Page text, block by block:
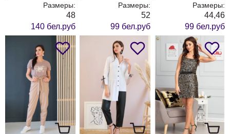
Размеры:
48
140 бел.руб
Размеры:
52
99 бел.руб
Размеры:
44,46
99 бел.руб